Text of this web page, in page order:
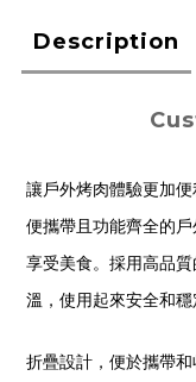
Description
讓戶外烤肉體驗更加
便攜帶且功能齊全的
享受美食。採用高品
溫，使用起來安全和穩
折疊設計，便於攜帶和